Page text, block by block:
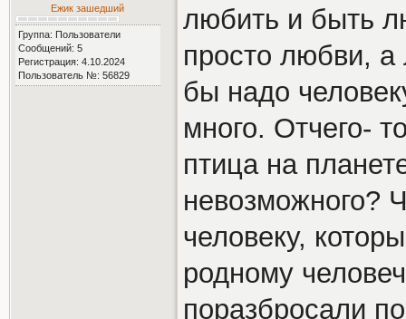
Ежик зашедший
Группа: Пользователи
Сообщений: 5
Регистрация: 4.10.2024
Пользователь №: 56829
любить и быть
просто любви,
бы надо
много. Отчего-
птица на
невозможного?
человеку,
родному
поразбросали